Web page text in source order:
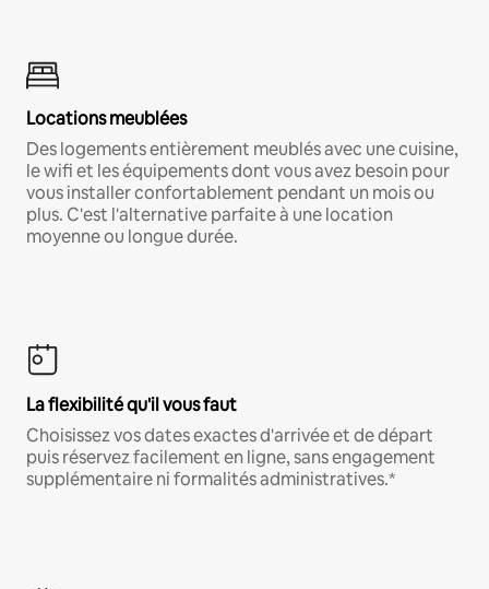
Locations meublées
Des logements entièrement meublés avec une cuisine,
le wifi et les équipements dont vous avez besoin pour
vous installer confortablement pendant un mois ou
plus. C'est l'alternative parfaite à une location
moyenne ou longue durée.
La flexibilité qu'il vous faut
Choisissez vos dates exactes d'arrivée et de départ
puis réservez facilement en ligne, sans engagement
supplémentaire ni formalités administratives.*